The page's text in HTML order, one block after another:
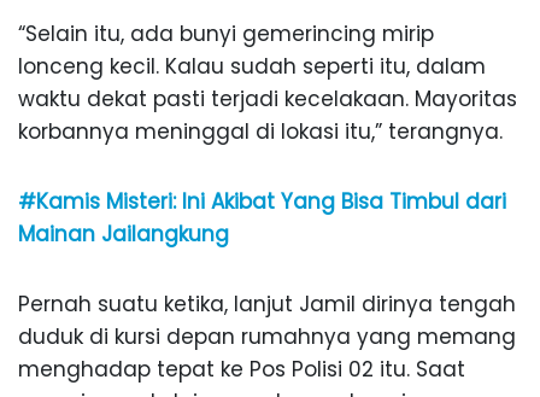
“Selain itu, ada bunyi gemerincing mirip
lonceng kecil. Kalau sudah seperti itu, dalam
waktu dekat pasti terjadi kecelakaan. Mayoritas
korbannya meninggal di lokasi itu,” terangnya.
#Kamis Misteri: Ini Akibat Yang Bisa Timbul dari
Mainan Jailangkung
Pernah suatu ketika, lanjut Jamil dirinya tengah
duduk di kursi depan rumahnya yang memang
menghadap tepat ke Pos Polisi 02 itu. Saat